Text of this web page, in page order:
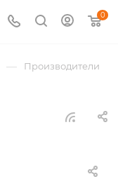
0
— Производители